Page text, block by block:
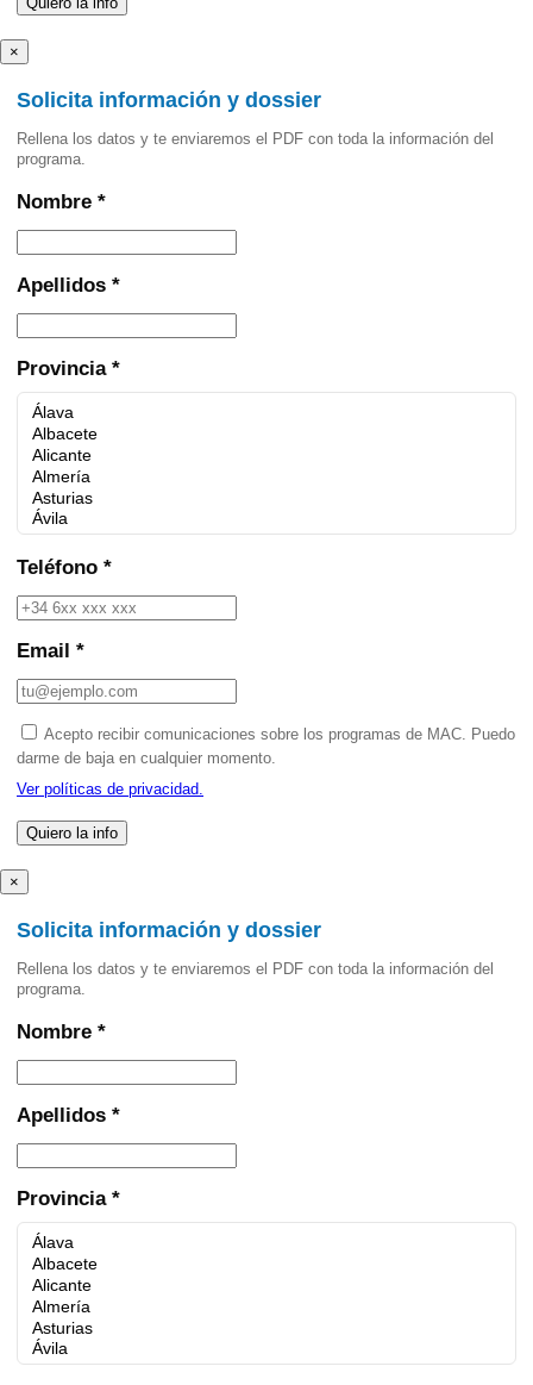
×
Solicita información y dossier
Rellena los datos y te enviaremos el PDF con toda la información del
programa.
Nombre *
Apellidos *
Provincia *
Teléfono *
Email *
Acepto recibir comunicaciones sobre los programas de MAC. Puedo
darme de baja en cualquier momento.
Ver políticas de privacidad.
×
Solicita información y dossier
Rellena los datos y te enviaremos el PDF con toda la información del
programa.
Nombre *
Apellidos *
Provincia *